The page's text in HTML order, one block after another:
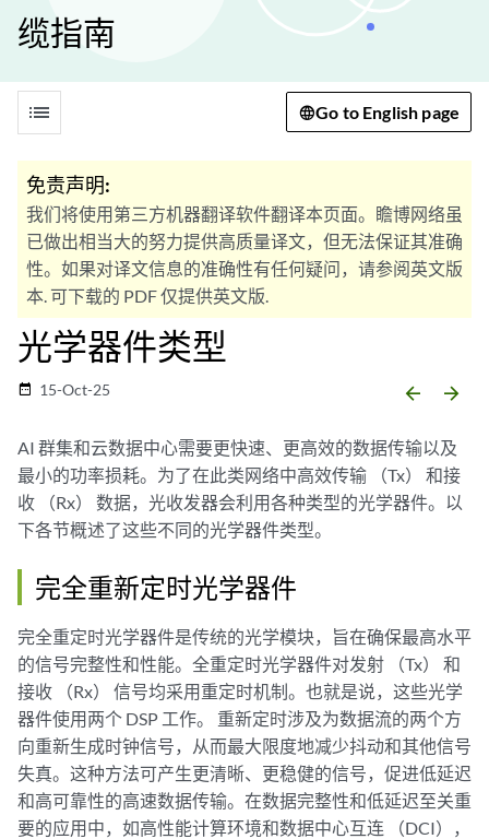
缆指南
list Go to English page
免责声明:
我们将使用第三方机器翻译软件翻译本页面。瞻博网络虽
已做出相当大的努力提供高质量译文，但无法保证其准确
性。如果对译文信息的准确性有任何疑问，请参阅英文版
本. 可下载的 PDF 仅提供英文版.
光学器件类型
date_range 15-Oct-25 arrow_backward arrow_forward
AI 群集和云数据中心需要更快速、更高效的数据传输以及
最小的功率损耗。为了在此类网络中高效传输 （Tx） 和接
收 （Rx） 数据，光收发器会利用各种类型的光学器件。以
下各节概述了这些不同的光学器件类型。
完全重新定时光学器件
完全重定时光学器件是传统的光学模块，旨在确保最高水平
的信号完整性和性能。全重定时光学器件对发射 （Tx） 和
接收 （Rx） 信号均采用重定时机制。也就是说，这些光学
器件使用两个 DSP 工作。 重新定时涉及为数据流的两个方
向重新生成时钟信号，从而最大限度地减少抖动和其他信号
失真。这种方法可产生更清晰、更稳健的信号，促进低延迟
和高可靠性的高速数据传输。在数据完整性和低延迟至关重
要的应用中，如高性能计算环境和数据中心互连 （DCI），